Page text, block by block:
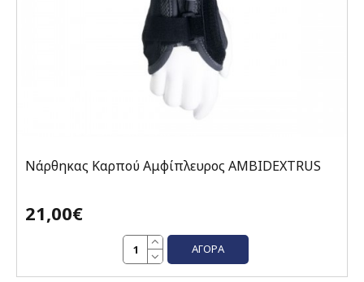
Νάρθηκας Καρπού Αμφίπλευρος AMBIDEXTRUS
21,00€
ΑΓΟΡΆ